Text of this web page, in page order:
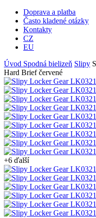
Doprava a platba
Často kladené otázky
Kontakty
CZ
EU
Úvod Spodná bielizeň Slipy
Hard Brief červené
+6 ďalší